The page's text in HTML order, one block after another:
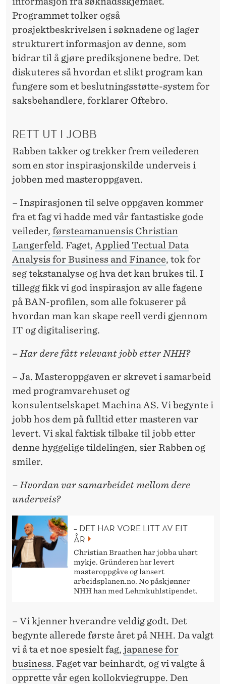
Programmet tolker også
prosjektbeskrivelsen i søknadene og lager
strukturert informasjon av denne, som
bidrar til å gjøre prediksjonene bedre. Det
diskuteres så hvordan et slikt program kan
fungere som et beslutningsstøtte-system for
saksbehandlere, forklarer Oftebro.
RETT UT I JOBB
Rabben takker og trekker frem veilederen
som en stor inspirasjonskilde underveis i
jobben med masteroppgaven.
– Inspirasjonen til selve oppgaven kommer
fra et fag vi hadde med vår fantastiske gode
veileder, førsteamanuensis Christian
Langerfeld. Faget, Applied Tectual Data
Analysis for Business and Finance, tok for
seg tekstanalyse og hva det kan brukes til. I
tillegg fikk vi god inspirasjon av alle fagene
på BAN-profilen, som alle fokuserer på
hvordan man kan skape reell verdi gjennom
IT og digitalisering.
–Har dere fått relevant jobb etter NHH?
– Ja. Masteroppgaven er skrevet i samarbeid
med programvarehuset og
konsulentselskapet Machina AS. Vi begynte i
jobb hos dem på fulltid etter masteren var
levert. Vi skal faktisk tilbake til jobb etter
denne hyggelige tildelingen, sier Rabben og
smiler.
– Hvordan var samarbeidet mellom dere
underveis?
– DET HAR VORE LITT AV EIT
ÅR
Christian Braathen har jobba uhørt
mykje. Gründeren har levert
masteroppgåve og lansert
arbeidsplanen.no. No påskjønner
NHH han med Lehmkuhlstipendet.
– Vi kjenner hverandre veldig godt. Det
begynte allerede første året på NHH. Da valgt
vi å ta et noe spesielt fag, japanese for
business. Faget var beinhardt, og vi valgte å
opprette vår egen kollokviegruppe. Den